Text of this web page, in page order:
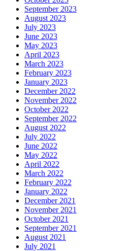
September 2023
August 2023
July 2023
June 2023
May 2023
April 2023
March 2023
February 2023
January 2023
December 2022
November 2022
October 2022
September 2022
August 2022
July 2022
June 2022
May 2022
April 2022
March 2022
February 2022
January 2022
December 2021
November 2021
October 2021
September 2021
August 2021
July 2021